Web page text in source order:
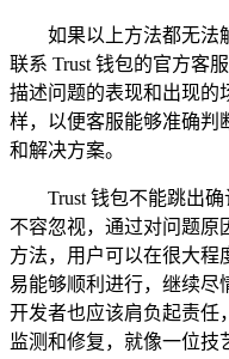
如果以上方法都无法
联系 Trust 钱包的官方客
描述问题的表现和出现的
样，以便客服能够准确判
和解决方案。
Trust 钱包不能跳出
不容忽视，通过对问题原
方法，用户可以在很大程
易能够顺利进行，继续尽
开发者也应该肩负起责任
监测和修复，就像一位技